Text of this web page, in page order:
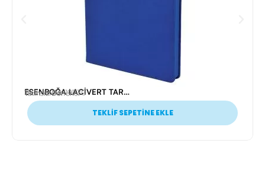
ESENBOĞA LACİVERT TARİHSİZ DEFTER (13X21 CM)
Ürün Kodu: 19770
Tarihsiz Defterler
TEKLİF SEPETİNE EKLE